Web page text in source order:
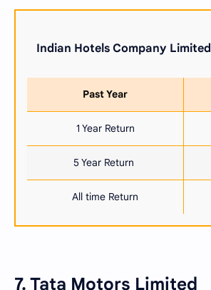
Indian Hotels Company Limited
Past Year
1 Year Return
5 Year Return
All time Return
7. Tata Motors Limited